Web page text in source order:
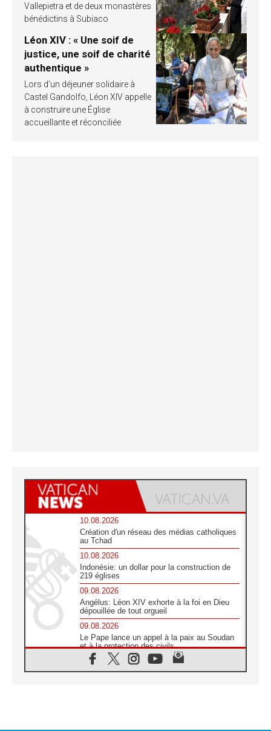
Vallepietra et de deux monastères
bénédictins à Subiaco
Léon XIV : « Une soif de
justice, une soif de charité
authentique »
Lors d’un déjeuner solidaire à
Castel Gandolfo, Léon XIV appelle
à construire une Église
accueillante et réconciliée
10.08.2026
Création d'un réseau des médias catholiques
au Tchad
10.08.2026
Indonésie: un dollar pour la construction de
219 églises
09.08.2026
Angélus: Léon XIV exhorte à la foi en Dieu
dépouillée de tout orgueil
09.08.2026
Le Pape lance un appel à la paix au Soudan
et à la protection des civils
09.08.2026
Déclaration d'Addis-Abeba du SCEAM sur